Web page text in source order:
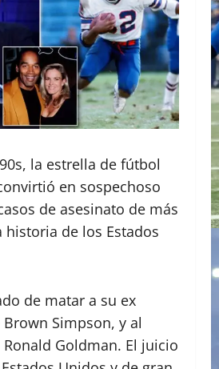
la estrella de fútbol
en sospechoso
de asesinato de más
de los Estados
de matar a su ex
Simpson, y al
Goldman. El juicio